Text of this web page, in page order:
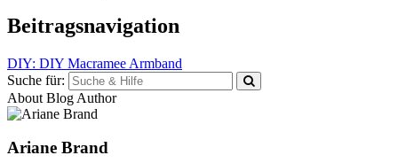
Beitragsnavigation
DIY: DIY Macramee Armband
Suche für:
About Blog Author
Ariane Brand